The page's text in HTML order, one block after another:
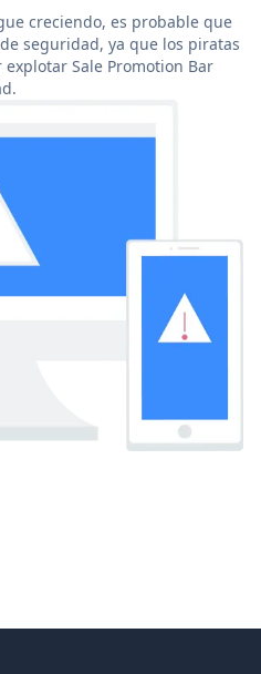
creciendo, es probable que
seguridad, ya que los piratas
Sale Promotion Bar